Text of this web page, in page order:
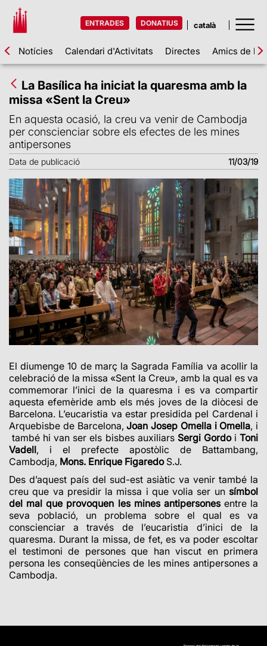
ENTRADES DONATIUS
Notícies Calendari d'Activitats Directes Amics de la
La Basílica ha iniciat la quaresma amb la
missa «Sent la Creu»
En aquesta ocasió, la creu va venir de Cambodja
per conscienciar sobre els efectes de les mines
antipersones
Data de publicació 11/03/19
El diumenge 10 de març la Sagrada Família va acollir la
celebració de la missa «Sent la Creu», amb la qual es va
commemorar l’inici de la quaresma i es va compartir
aquesta efemèride amb els més joves de la diòcesi de
Barcelona. L’eucaristia va estar presidida pel Cardenal i
Arquebisbe de Barcelona,Joan Josep Omella i Omella, i
també hi van ser els bisbes auxiliars Sergi GordoiToni
Vadell, i el prefecte apostòlic de Battambang,
Cambodja, Mons. Enrique FigaredoS.J.
Des d’aquest país del sud-est asiàtic va venir també la
creu que va presidir la missa i que volia ser un símbol
del mal que provoquen les mines antipersonesentre la
seva població, un problema sobre el qual es va
conscienciar a través de l’eucaristia d’inici de la
quaresma. Durant la missa, de fet, es va poder escoltar
el testimoni de persones que han viscut en primera
persona les conseqüències de les mines antipersones a
Cambodja.